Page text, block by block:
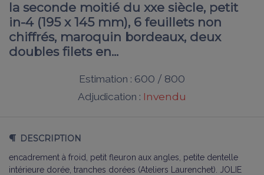
la seconde moitié du xxe siècle, petit
in-4 (195 x 145 mm), 6 feuillets non
chiffrés, maroquin bordeaux, deux
doubles filets en...
Estimation : 600 / 800
Adjudication : Invendu
DESCRIPTION
encadrement à froid, petit fleuron aux angles, petite dentelle
intérieure dorée, tranches dorées (Ateliers Laurenchet). JOLIE